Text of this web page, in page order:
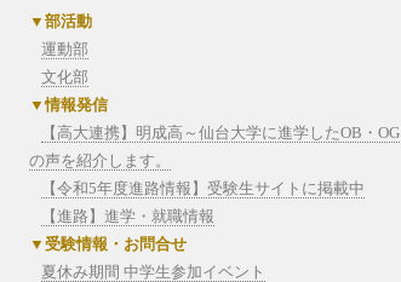
部活動
運動部
文化部
情報発信
【高大連携】明成高～仙台大学に進学したOB・OG
の声を紹介します。
【令和5年度進路情報】受験生サイトに掲載中
【進路】進学・就職情報
受験情報・お問合せ
夏休み期間 中学生参加イベント